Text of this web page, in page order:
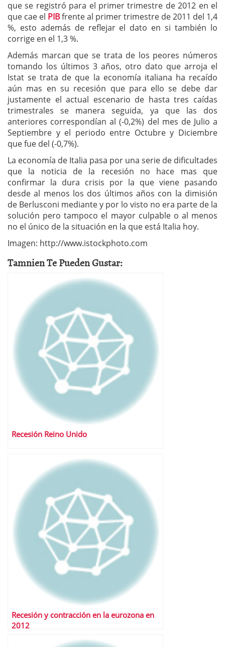
que se registró para el primer trimestre de 2012 en el
que cae el PIBfrente al primer trimestre de 2011 del 1,4
%, esto además de reflejar el dato en si también lo
corrige en el 1,3 %.
Además marcan que se trata de los peores números
tomando los últimos 3 años, otro dato que arroja el
Istat se trata de que la economía italiana ha recaído
aún mas en su recesión que para ello se debe dar
justamente el actual escenario de hasta tres caídas
trimestrales se manera seguida, ya que las dos
anteriores correspondían al (-0,2%) del mes de Julio a
Septiembre y el periodo entre Octubre y Diciembre
que fue del (-0,7%).
La economía de Italia pasa por una serie de dificultades
que la noticia de la recesión no hace mas que
confirmar la dura crisis por la que viene pasando
desde al menos los dos últimos años con la dimisión
de Berlusconi mediante y por lo visto no era parte de la
solución pero tampoco el mayor culpable o al menos
no el único de la situación en la que está Italia hoy.
Imagen: http://www.istockphoto.com
Tamnien Te Pueden Gustar:
Recesión Reino Unido
Recesión y contracción en la eurozona en
2012